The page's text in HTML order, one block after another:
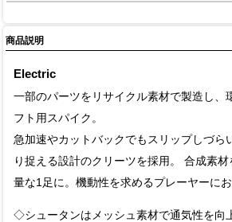
商品説明
Electric
一部のパーツをリサイクル素材で製造し、
フト用スパイク。
急加速やカットバックでもスリップしづら
り捉える設計のクリーツを採用。 合成素
量な1足に。機動性を求めるプレーヤーにお
◇シュータンはメッシュ素材で通気性を向